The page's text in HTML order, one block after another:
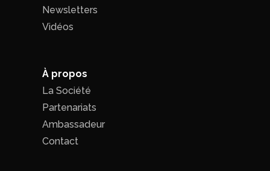
Newsletters
Vidéos
À propos
La Société
Partenariats
Ambassadeur
Contact